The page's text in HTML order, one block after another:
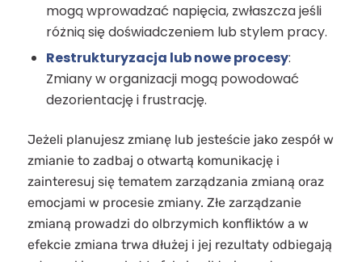
mogą wprowadzać napięcia, zwłaszcza jeśli
różnią się doświadczeniem lub stylem pracy.
Restrukturyzacja lub nowe procesy:
Zmiany w organizacji mogą powodować
dezorientację i frustrację.
Jeżeli planujesz zmianę lub jesteście jako zespół w
zmianie to zadbaj o otwartą komunikację i
zainteresuj się tematem zarządzania zmianą oraz
emocjami w procesie zmiany. Złe zarządzanie
zmianą prowadzi do olbrzymich konfliktów a w
efekcie zmiana trwa dłużej i jej rezultaty odbiegają